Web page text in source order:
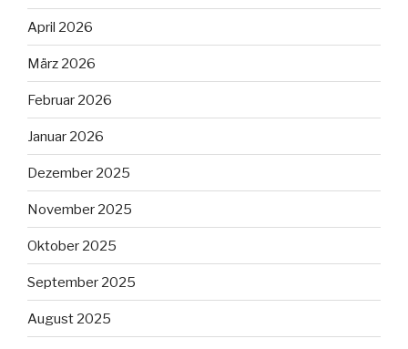
April 2026
März 2026
Februar 2026
Januar 2026
Dezember 2025
November 2025
Oktober 2025
September 2025
August 2025